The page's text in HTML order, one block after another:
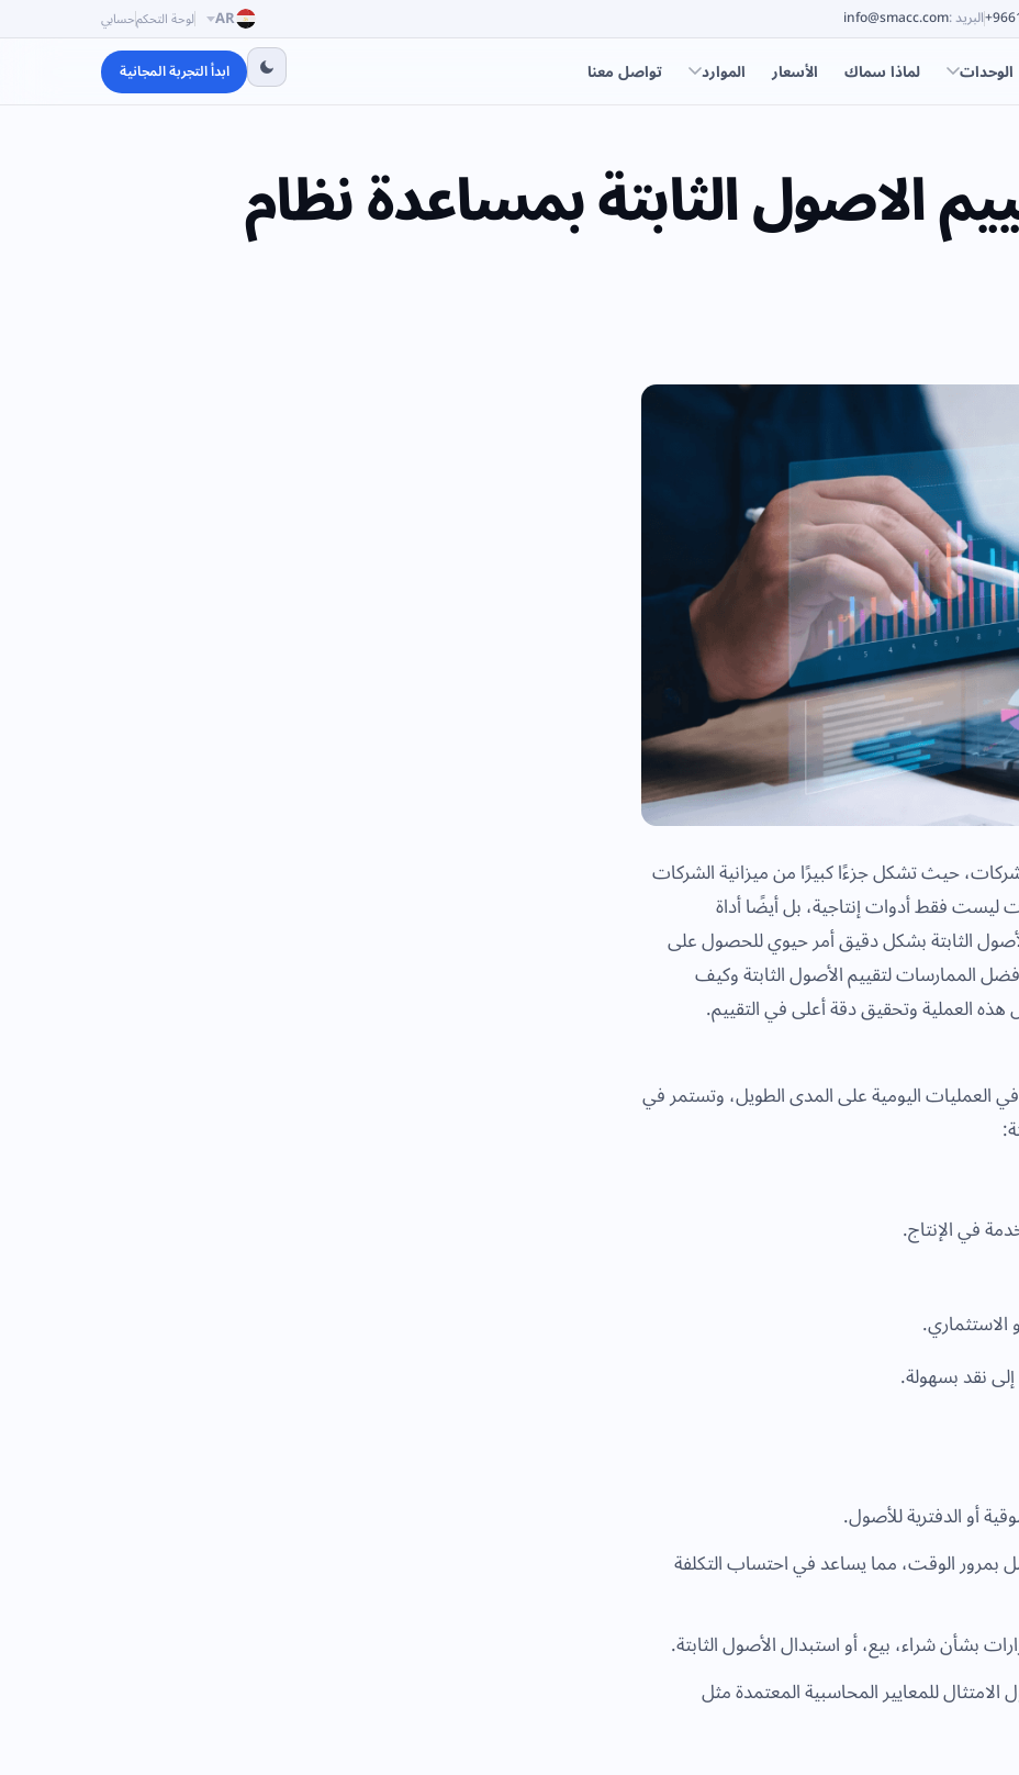
البريد:
info@smacc.com
AR لوحة التحكمحسابي
الوحدات لماذا سماك الأسعار الموارد تواصل معنا ابدأ التجربة المجانية
الاصول الثابتة بمساعدة نظام
حيث تشكل جزءًا كبيرًا من ميزانية الشركات
ليست فقط أدوات إنتاجية، بل أيضًا أداة
الثابتة بشكل دقيق أمر حيوي للحصول على
الممارسات لتقييم الأصول الثابتة وكيف
العملية وتحقيق دقة أعلى في التقييم.
العمليات اليومية على المدى الطويل، وتستمر في
في الإنتاج.
الاستثماري.
نقد بسهولة.
أو الدفترية للأصول.
بمرور الوقت، مما يساعد في احتساب التكلفة
بشأن شراء، بيع، أو استبدال الأصول الثابتة.
للمعايير المحاسبية المعتمدة مثل